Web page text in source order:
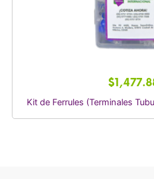
$
Kit de Ferrules (Terminales